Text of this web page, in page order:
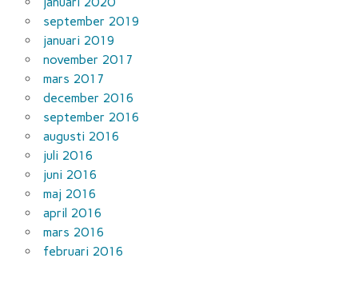
september 2019
januari 2019
november 2017
mars 2017
december 2016
september 2016
augusti 2016
juli 2016
juni 2016
maj 2016
april 2016
mars 2016
februari 2016